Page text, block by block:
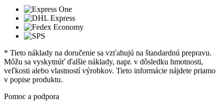
* Tieto náklady na doručenie sa vzťahujú na štandardnú prepravu.
Môžu sa vyskytnúť ďalšie náklady, napr. v dôsledku hmotnosti,
veľkosti alebo vlastností výrobkov. Tieto informácie nájdete priamo
v popise produktu.
Pomoc a podpora